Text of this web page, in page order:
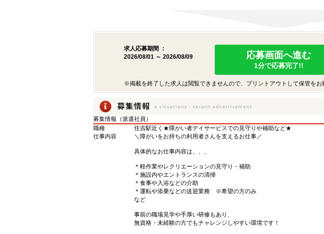
求人応募期間 ：
2026/08/01 ～ 2026/08/09
応募画面へ進む
1分で応募完了!!
※掲載を終了した求人は閲覧できませんので、プリントアウトして保管をお
募集情報（派遣社員）
職種
住吉駅近く★障がい者デイサービスでの見守りや補助など★
仕事内容
＼障がいをお持ちの利用者さんを支えるお仕事／
具体的なお仕事内容は、、、
＊軽作業やレクリエーションの見守り・補助
＊施設内やエントランスの清掃
＊食事や入浴などの介助
＊運転や添乗などの送迎業務 ※希望の方のみ
など
事前の職場見学や手厚い研修もあり、
無資格・未経験の方でもチャレンジしやすい環境です！